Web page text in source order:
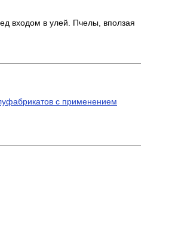
входом в улей. Пчелы, вползая
с применением